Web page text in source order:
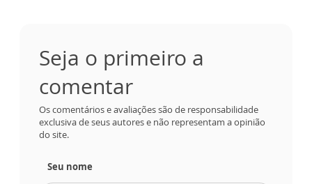
Seja o primeiro a
comentar
Os comentários e avaliações são de responsabilidade
exclusiva de seus autores e não representam a opinião
do site.
Seu nome